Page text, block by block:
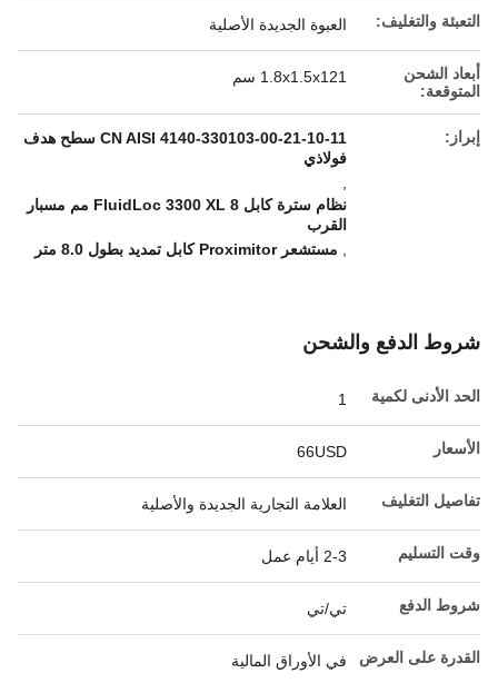
التعبئة والتغليف: العبوة الجديدة الأصلية
أبعاد الشحن
المتوقعة:
1.8x1.5x121 سم
إبراز:
330103-00-21-10-11-CN AISI 4140 سطح هدف
فولاذي
نظام سترة كابل FluidLoc 3300 XL 8 مم مسبار
القرب
مستشعر Proximitor كابل تمديد بطول 8.0 متر
شروط الدفع والشحن
الحد الأدنى لكمية 1
الأسعار 66USD
تفاصيل التغليف العلامة التجارية الجديدة والأصلية
وقت التسليم 2-3 أيام عمل
شروط الدفع تي/تي
القدرة على العرض في الأوراق المالية